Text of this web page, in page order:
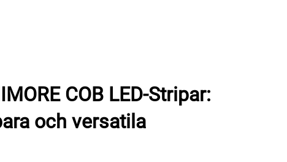
COB LED-Stripar:
och versatila